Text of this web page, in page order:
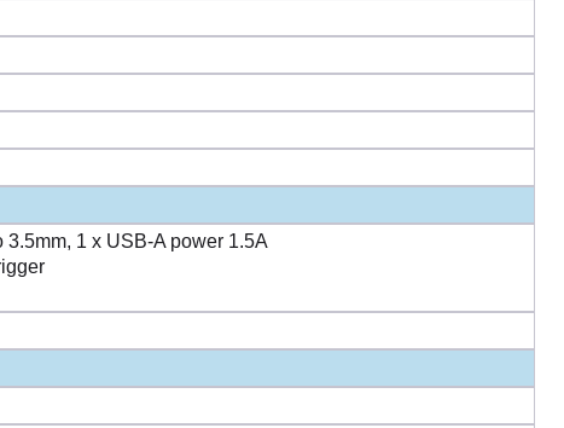
1 x USB-A power 1.5A